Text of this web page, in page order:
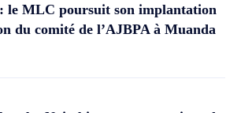
le MLC poursuit son implantation
du comité de l’AJBPA à Muanda